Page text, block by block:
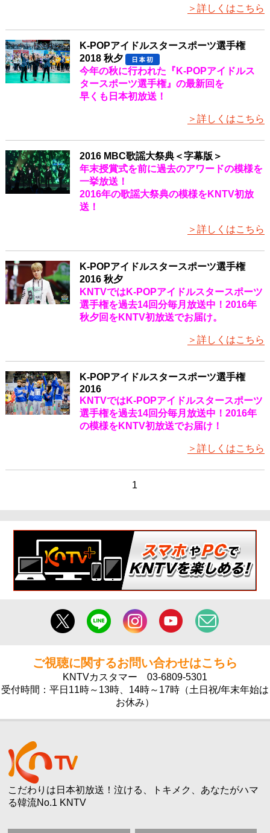
＞詳しくはこちら
K-POPアイドルスタースポーツ選手権
2018 秋夕
今年の秋に行われた『K-POPアイドルス
タースポーツ選手権』の最新回を
早くも日本初放送！
＞詳しくはこちら
2016 MBC歌謡大祭典＜字幕版＞
年末授賞式を前に過去のアワードの模様を
一挙放送！
2016年の歌謡大祭典の模様をKNTV初放
送！
＞詳しくはこちら
K-POPアイドルスタースポーツ選手権
2016 秋夕
KNTVではK-POPアイドルスタースポーツ
選手権を過去14回分毎月放送中！2016年
秋夕回をKNTV初放送でお届け。
＞詳しくはこちら
K-POPアイドルスタースポーツ選手権
2016
KNTVではK-POPアイドルスタースポーツ
選手権を過去14回分毎月放送中！2016年
の模様をKNTV初放送でお届け！
＞詳しくはこちら
1
ご視聴に関するお問い合わせはこちら
KNTVカスタマー 03-6809-5301
受付時間：平日11時～13時、14時～17時（土日祝/年末年始は
お休み）
こだわりは日本初放送！泣ける、トキメク、あなたがハマ
る韓流No.1 KNTV